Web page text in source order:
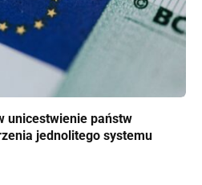
unicestwienie państw
jednolitego systemu